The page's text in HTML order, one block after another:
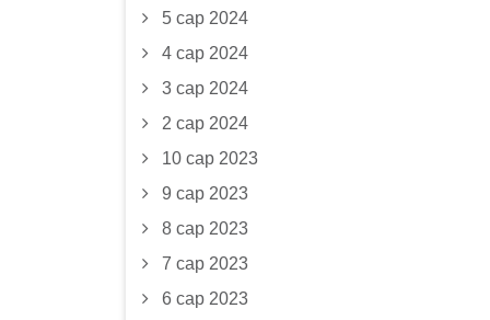
5 сар 2024
4 сар 2024
3 сар 2024
2 сар 2024
10 сар 2023
9 сар 2023
8 сар 2023
7 сар 2023
6 сар 2023